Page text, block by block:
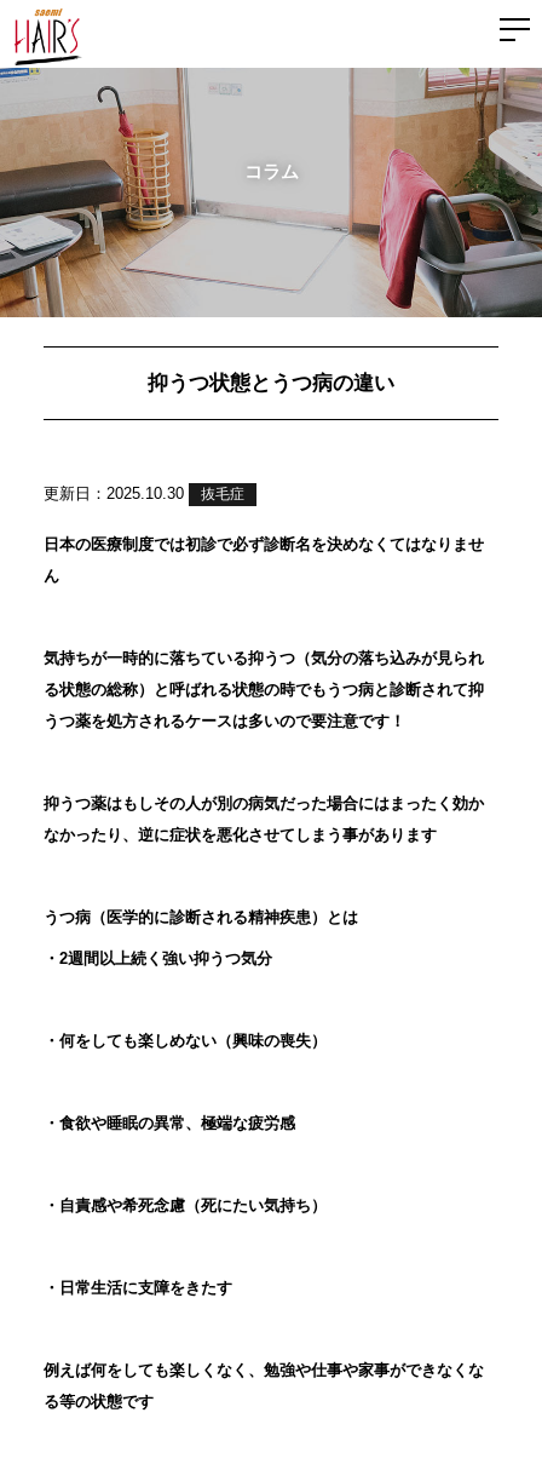
コラム
抑うつ状態とうつ病の違い
更新日：2025.10.30 抜毛症
日本の医療制度では初診で必ず診断名を決めなくてはなりませ
ん
気持ちが一時的に落ちている抑うつ（気分の落ち込みが見られ
る状態の総称）と呼ばれる状態の時でもうつ病と診断されて抑
うつ薬を処方されるケースは多いので要注意です！
抑うつ薬はもしその人が別の病気だった場合にはまったく効か
なかったり、逆に症状を悪化させてしまう事があります
うつ病（医学的に診断される精神疾患）とは
・ 2週間以上続く強い抑うつ気分
・何をしても楽しめない（興味の喪失）
・食欲や睡眠の異常、極端な疲労感
・自責感や希死念慮（死にたい気持ち）
・日常生活に支障をきたす
例えば何をしても楽しくなく、勉強や仕事や家事ができなくな
る等の状態です